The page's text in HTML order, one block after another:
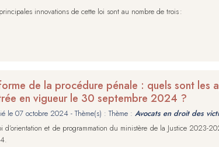
innovations de cette loi sont au nombre de trois :
de la procédure pénale : quels sont
en vigueur le 30 septembre 2024 ?
le 07 octobre 2024- Thème(s) : Thème : Avocats en droit des
d’orientation et de programmation du ministère de la Justice